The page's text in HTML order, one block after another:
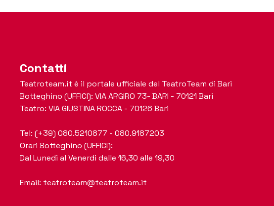
Contatti
Teatroteam.it è il portale ufficiale del TeatroTeam di Bari
Botteghino (UFFICI): VIA ARGIRO 73- BARI - 70121 Bari
Teatro: VIA GIUSTINA ROCCA - 70126 Bari
Tel: (+39) 080.5210877 - 080.9187203
Orari Botteghino (UFFICI):
Dal Lunedi al Venerdi dalle 16,30 alle 19,30
Email: teatroteam@teatroteam.it